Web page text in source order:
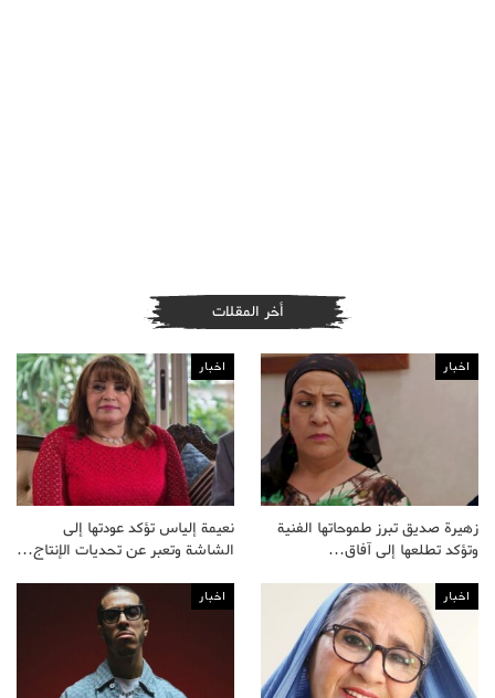
أخر المقلات
اخبار
زهيرة صديق تبرز طموحاتها الفنية
وتؤكد تطلعها إلى آفاق…
اخبار
نعيمة إلياس تؤكد عودتها إلى
الشاشة وتعبر عن تحديات الإنتاج…
اخبار اخبار